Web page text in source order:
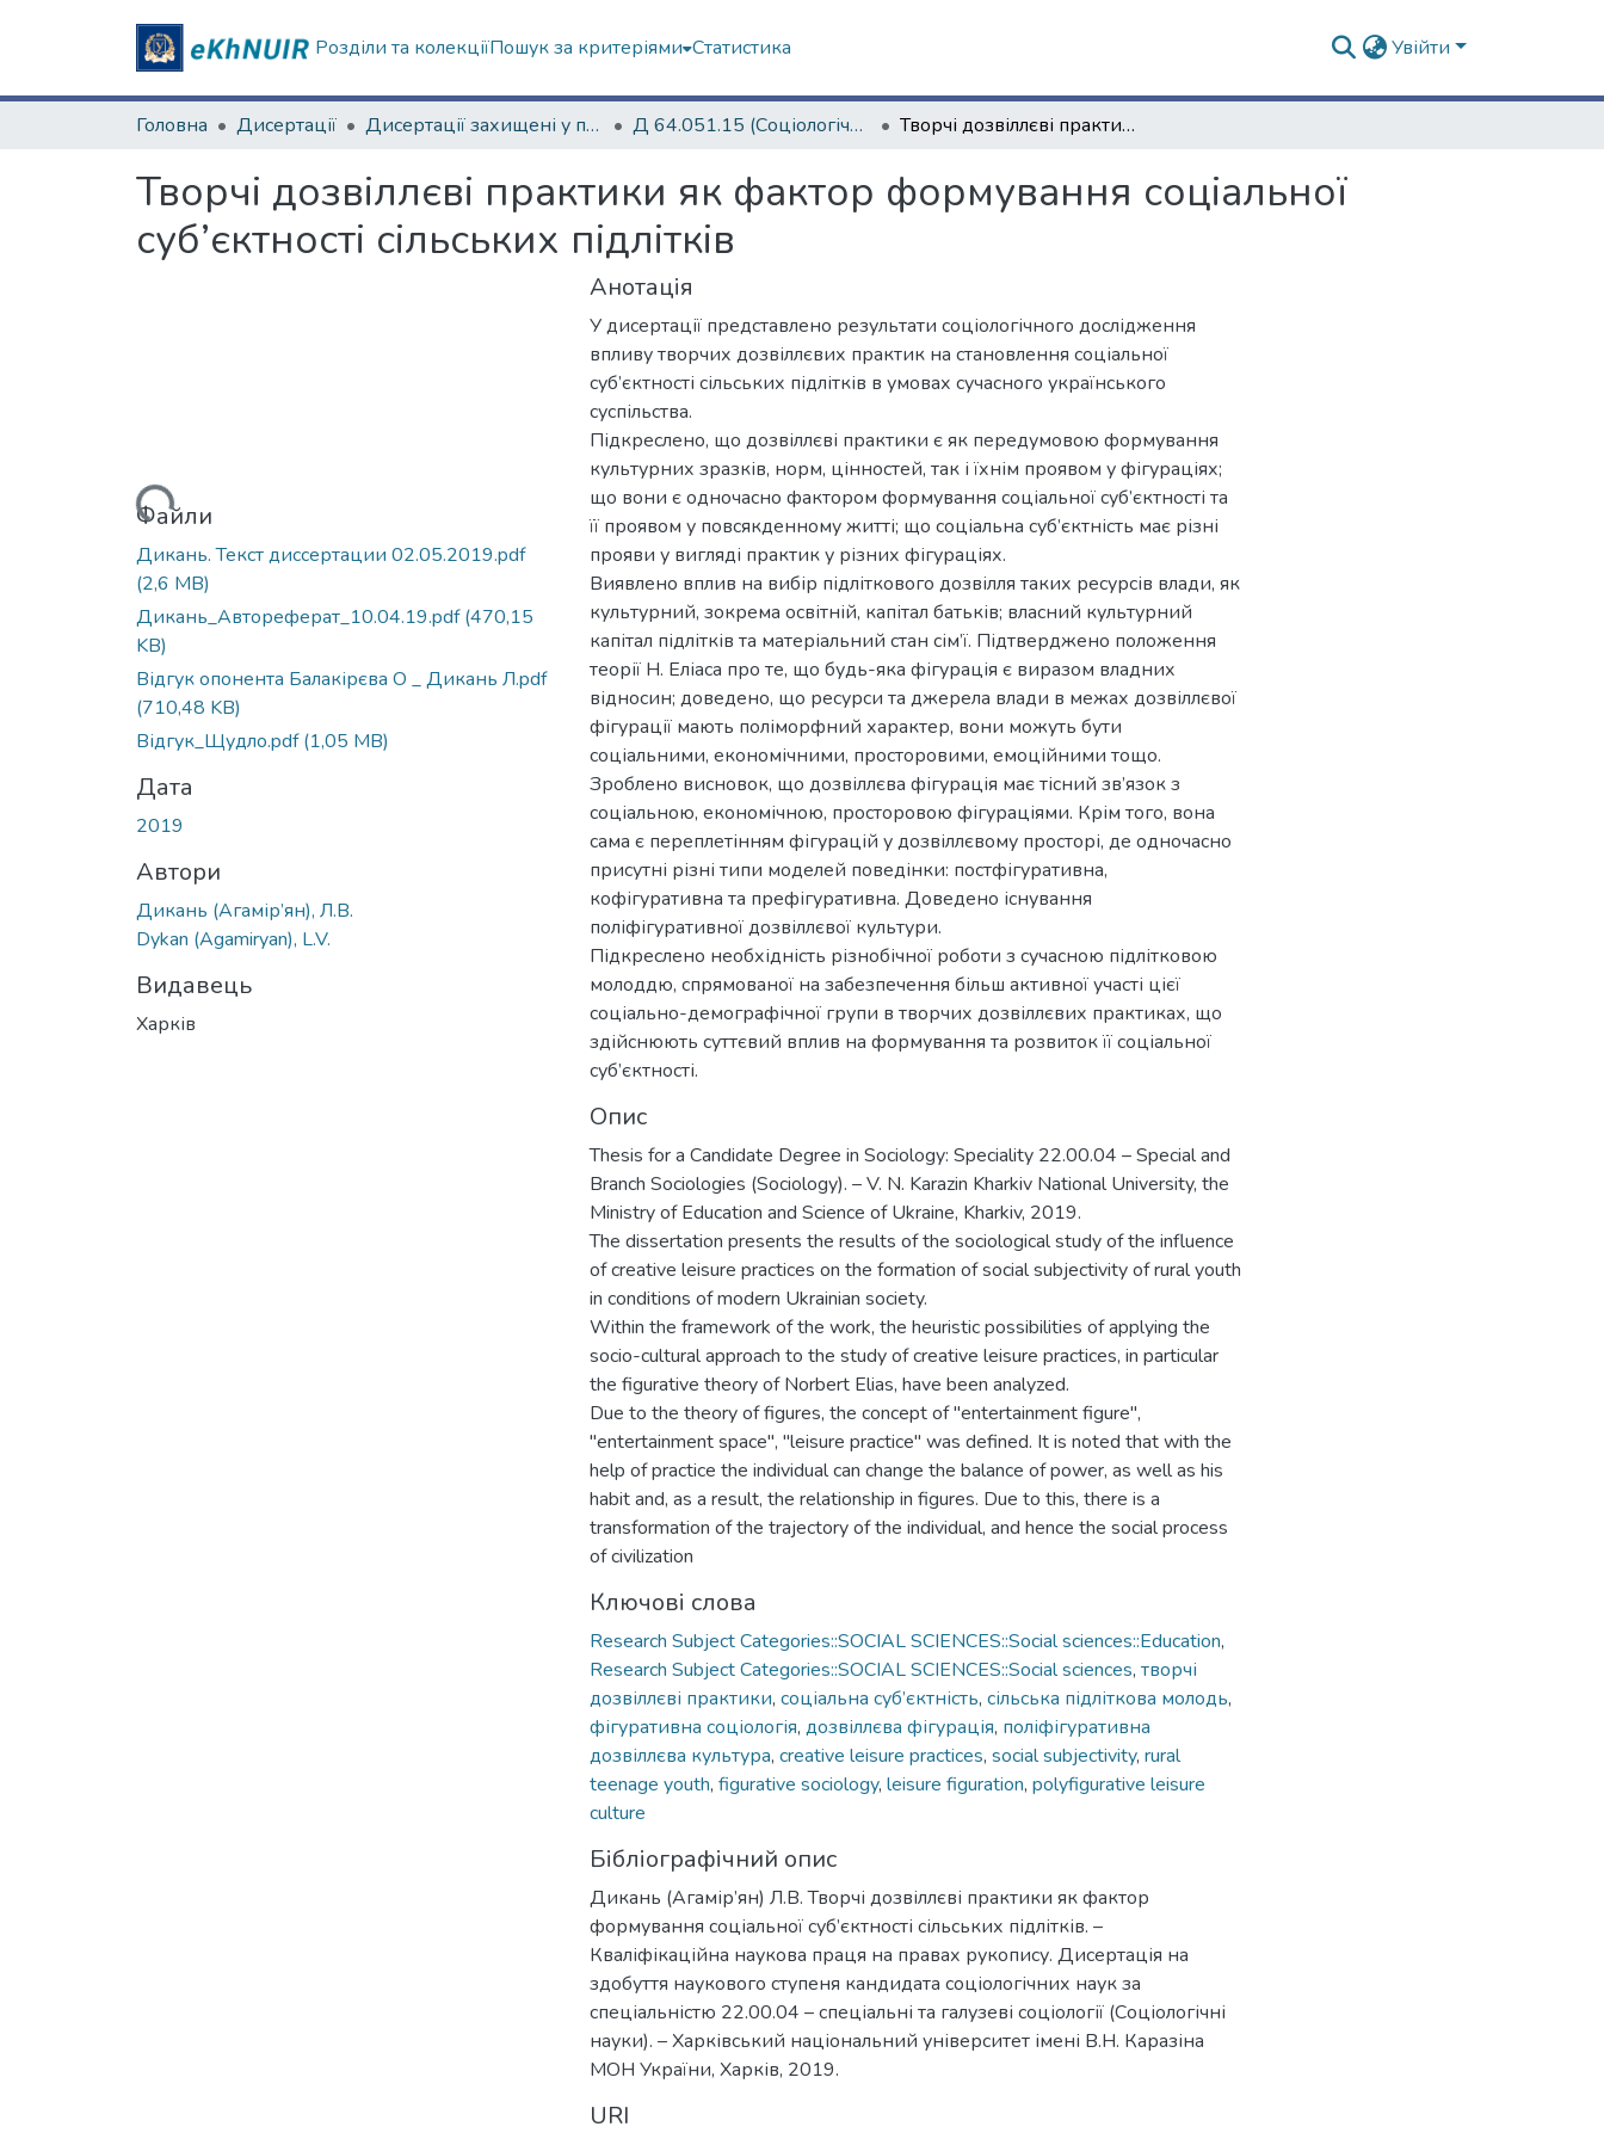
Розділи та колекціїПошук за критеріями Статистика Увійти
Головна Дисертації Дисертації захищені у постійних радах Д 64.051.15 (Соціологічні науки) Творчі дозвіллєві практики як фактор формування соціальної суб’єктності сільських підлітків
Творчі дозвіллєві практики як фактор формування соціальної
суб’єктності сільських підлітків
Вантажиться...
Файли
Дикань. Текст диссертации 02.05.2019.pdf
(2,6 MB)
Дикань_Автореферат_10.04.19.pdf(470,15
KB)
Відгук опонента Балакірєва О _ Дикань Л.pdf
(710,48 KB)
Відгук_Щудло.pdf(1,05 MB)
Дата
2019
Автори
Дикань (Агамір’ян), Л.В.
Dykan (Agamiryan), L.V.
Видавець
Харків
Анотація
У дисертації представлено результати соціологічного дослідження
впливу творчих дозвіллєвих практик на становлення соціальної
суб’єктності сільських підлітків в умовах сучасного українського
суспільства.
Підкреслено, що дозвіллєві практики є як передумовою формування
культурних зразків, норм, цінностей, так і їхнім проявом у фігураціях;
що вони є одночасно фактором формування соціальної суб’єктності та
її проявом у повсякденному житті; що соціальна суб’єктність має різні
прояви у вигляді практик у різних фігураціях.
Виявлено вплив на вибір підліткового дозвілля таких ресурсів влади, як
культурний, зокрема освітній, капітал батьків; власний культурний
капітал підлітків та матеріальний стан сім’ї. Підтверджено положення
теорії Н. Еліаса про те, що будь-яка фігурація є виразом владних
відносин; доведено, що ресурси та джерела влади в межах дозвіллєвої
фігурації мають поліморфний характер, вони можуть бути
соціальними, економічними, просторовими, емоційними тощо.
Зроблено висновок, що дозвіллєва фігурація має тісний зв’язок з
соціальною, економічною, просторовою фігураціями. Крім того, вона
сама є переплетінням фігурацій у дозвіллєвому просторі, де одночасно
присутні різні типи моделей поведінки: постфігуративна,
кофігуративна та префігуративна. Доведено існування
поліфігуративної дозвіллєвої культури.
Підкреслено необхідність різнобічної роботи з сучасною підлітковою
молоддю, спрямованої на забезпечення більш активної участі цієї
соціально-демографічної групи в творчих дозвіллєвих практиках, що
здійснюють суттєвий вплив на формування та розвиток її соціальної
суб’єктності.
Опис
Thesis for a Candidate Degree in Sociology: Speciality 22.00.04 – Special and
Branch Sociologies (Sociology). – V. N. Karazin Kharkiv National University, the
Ministry of Education and Science of Ukraine, Kharkiv, 2019.
The dissertation presents the results of the sociological study of the influence
of creative leisure practices on the formation of social subjectivity of rural youth
in conditions of modern Ukrainian society.
Within the framework of the work, the heuristic possibilities of applying the
socio-cultural approach to the study of creative leisure practices, in particular
the figurative theory of Norbert Elias, have been analyzed.
Due to the theory of figures, the concept of "entertainment figure",
"entertainment space", "leisure practice" was defined. It is noted that with the
help of practice the individual can change the balance of power, as well as his
habit and, as a result, the relationship in figures. Due to this, there is a
transformation of the trajectory of the individual, and hence the social process
of civilization
Ключові слова
Research Subject Categories::SOCIAL SCIENCES::Social sciences::Education,
Research Subject Categories::SOCIAL SCIENCES::Social sciences, творчі
дозвіллєві практики, соціальна суб’єктність, сільська підліткова молодь,
фігуративна соціологія, дозвіллєва фігурація, поліфігуративна
дозвіллєва культура, creative leisure practices, social subjectivity, rural
teenage youth, figurative sociology, leisure figuration, polyfigurative leisure
culture
Бібліографічний опис
Дикань (Агамір’ян) Л.В. Творчі дозвіллєві практики як фактор
формування соціальної суб’єктності сільських підлітків. –
Кваліфікаційна наукова праця на правах рукопису. Дисертація на
здобуття наукового ступеня кандидата соціологічних наук за
спеціальністю 22.00.04 – спеціальні та галузеві соціології (Соціологічні
науки). – Харківський національний університет імені В.Н. Каразіна
МОН України, Харків, 2019.
URI